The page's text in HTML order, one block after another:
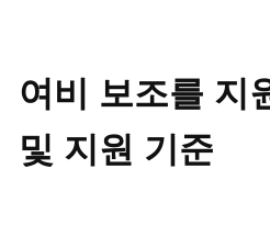
여비 보조를 지
및 지원 기준